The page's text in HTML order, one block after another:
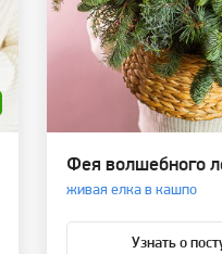
Фея волшебного
живая елка в кашпо
Узнать о